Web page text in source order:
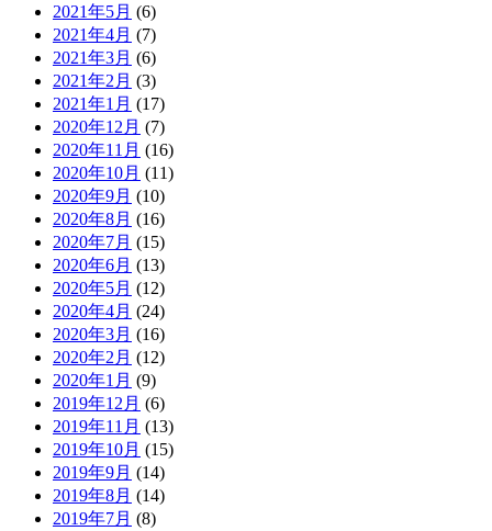
2021年5月 (6)
2021年4月 (7)
2021年3月 (6)
2021年2月 (3)
2021年1月 (17)
2020年12月 (7)
2020年11月 (16)
2020年10月 (11)
2020年9月 (10)
2020年8月 (16)
2020年7月 (15)
2020年6月 (13)
2020年5月 (12)
2020年4月 (24)
2020年3月 (16)
2020年2月 (12)
2020年1月 (9)
2019年12月 (6)
2019年11月 (13)
2019年10月 (15)
2019年9月 (14)
2019年8月 (14)
2019年7月 (8)